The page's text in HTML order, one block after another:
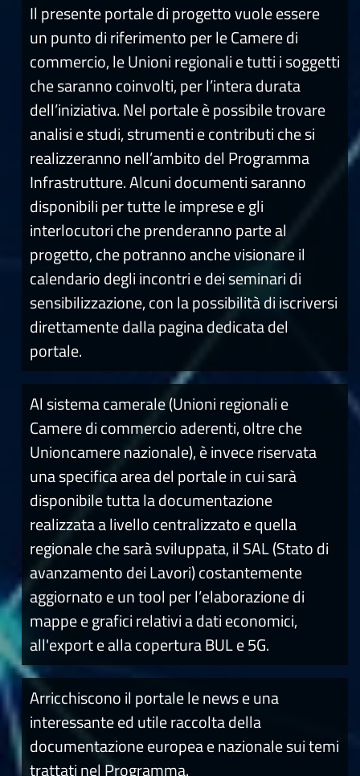
Il presente portale di progetto vuole essere
un punto di riferimento per le Camere di
commercio, le Unioni regionali e tutti i soggetti
che saranno coinvolti, per l’intera durata
dell’iniziativa. Nel portale è possibile trovare
analisi e studi, strumenti e contributi che si
realizzeranno nell’ambito del Programma
Infrastrutture. Alcuni documenti saranno
disponibili per tutte le imprese e gli
interlocutori che prenderanno parte al
progetto, che potranno anche visionare il
calendario degli incontri e dei seminari di
sensibilizzazione, con la possibilità di iscriversi
direttamente dalla pagina dedicata del
portale.
Al sistema camerale (Unioni regionali e
Camere di commercio aderenti, oltre che
Unioncamere nazionale), è invece riservata
una specifica area del portale in cui sarà
disponibile tutta la documentazione
realizzata a livello centralizzato e quella
regionale che sarà sviluppata, il SAL (Stato di
avanzamento dei Lavori) costantemente
aggiornato e un tool per l’elaborazione di
mappe e grafici relativi a dati economici,
all'export e alla copertura BUL e 5G.
Arricchiscono il portale le news e una
interessante ed utile raccolta della
documentazione europea e nazionale sui temi
trattati nel Programma.